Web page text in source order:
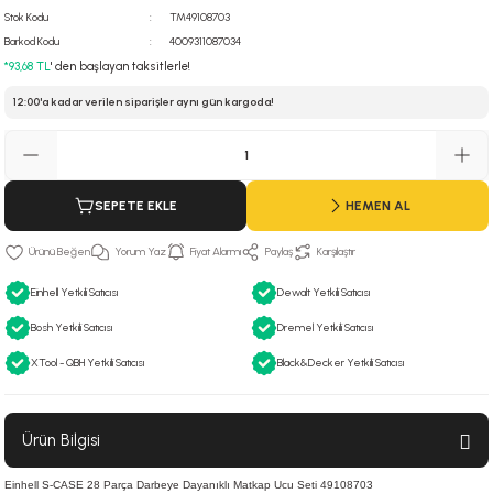
Tabancası
Stok Kodu
TM49108703
Barkod Kodu
4009311087034
*93,68 TL' den başlayan taksitlerle!
12:00'a kadar verilen siparişler aynı gün kargoda!
SEPETE EKLE HEMEN AL
Yorum Yaz Fiyat Alarmı Paylaş Karşılaştır
Einhell Yetkili Satıcısı Dewalt Yetkili Satıcısı
Bosh Yetkili Satıcısı Dremel Yetkili Satıcısı
XTool - QBH Yetkili Satıcısı Black&Decker Yetkili Satıcısı
Ürün Bilgisi
Einhell S-CASE 28 Parça Darbeye Dayanıklı Matkap Ucu Seti 49108703